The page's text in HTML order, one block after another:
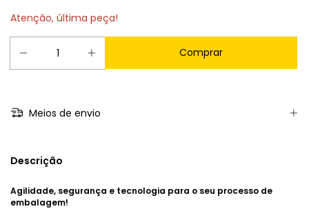
Atenção, última peça!
Meios de envio
Descrição
Agilidade, segurança e tecnologia para o seu processo de
embalagem!